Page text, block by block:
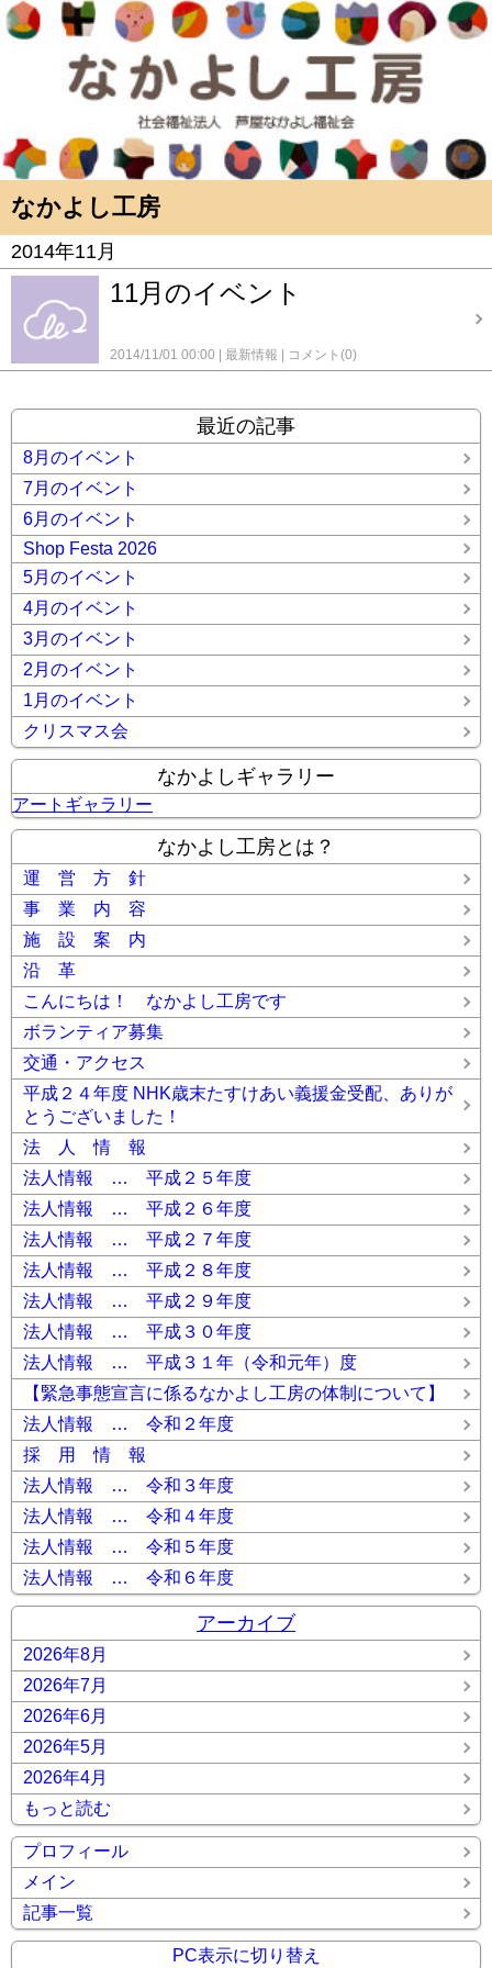
なかよし工房
2014年11月
11月のイベント
2014/11/01 00:00 最新情報 コメント(0)
最近の記事
8月のイベント
7月のイベント
6月のイベント
Shop Festa 2026
5月のイベント
4月のイベント
3月のイベント
2月のイベント
1月のイベント
クリスマス会
なかよしギャラリー
アートギャラリー
なかよし工房とは？
運 営 方 針
事 業 内 容
施 設 案 内
沿 革
こんにちは！ なかよし工房です
ボランティア募集
交通・アクセス
平成２４年度 NHK歳末たすけあい義援金受配、ありが
とうございました！
法 人 情 報
法人情報 … 平成２５年度
法人情報 … 平成２６年度
法人情報 … 平成２７年度
法人情報 … 平成２８年度
法人情報 … 平成２９年度
法人情報 … 平成３０年度
法人情報 … 平成３１年（令和元年）度
【緊急事態宣言に係るなかよし工房の体制について】
法人情報 … 令和２年度
採 用 情 報
法人情報 … 令和３年度
法人情報 … 令和４年度
法人情報 … 令和５年度
法人情報 … 令和６年度
アーカイブ
2026年8月
2026年7月
2026年6月
2026年5月
2026年4月
もっと読む
プロフィール
メイン
記事一覧
PC表示に切り替え